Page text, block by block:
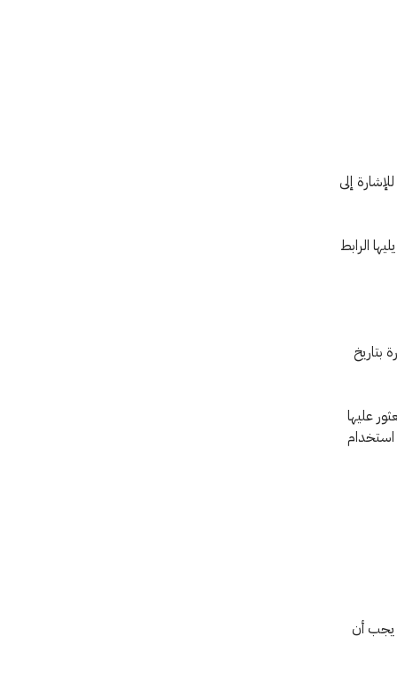
إلى
الرابط
بتاريخ
عليها
استخدام
الأرقام: نستخدم في الكتابة الأرقام العربية الأصلية وليست الهندية. الأرقام الأقل من 100 يجب أن